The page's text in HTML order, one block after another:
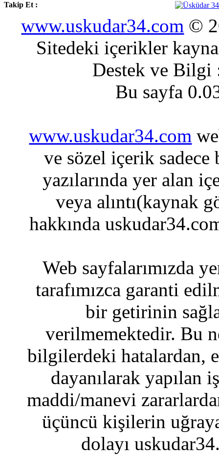
Takip Et :
www.uskudar34.com ©
Sitedeki içerikler
Destek ve
Bu sayfa
www.uskudar34.com
ve sözel içerik sadece
yazılarında yer alan
veya alıntı(kaynak
hakkında
Web sayfalarımızda
tarafımızca garanti
bir getirinin
verilmemektedir. Bu
bilgilerdeki hatalardan,
dayanılarak yapılan
maddi/manevi
üçüncü kişilerin
dolayı